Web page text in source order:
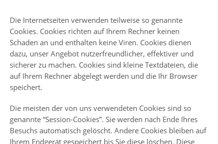
Die Internetseiten verwenden teilweise so genannte
Cookies. Cookies richten auf Ihrem Rechner keinen
Schaden an und enthalten keine Viren. Cookies dienen
dazu, unser Angebot nutzerfreundlicher, effektiver und
sicherer zu machen. Cookies sind kleine Textdateien, die
auf Ihrem Rechner abgelegt werden und die Ihr Browser
speichert.
Die meisten der von uns verwendeten Cookies sind so
genannte “Session-Cookies”. Sie werden nach Ende Ihres
Besuchs automatisch gelöscht. Andere Cookies bleiben auf
Ihrem Endgerät gespeichert bis Sie diese löschen. Diese